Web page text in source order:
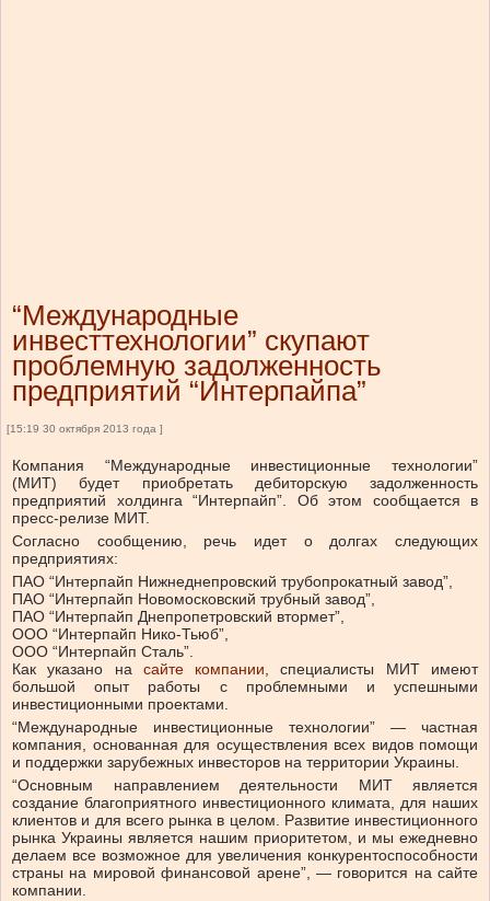
“Международные
инвесттехнологии” скупают
проблемную задолженность
предприятий “Интерпайпа”
[15:19 30 октября 2013 года ]
Компания “Международные инвестиционные технологии”
(МИТ) будет приобретать дебиторскую задолженность
предприятий холдинга “Интерпайп”. Об этом сообщается в
пресс-релизе МИТ.
Согласно сообщению, речь идет о долгах следующих
предприятиях:
ПАО “Интерпайп Нижнеднепровский трубопрокатный завод”,
ПАО “Интерпайп Новомосковский трубный завод”,
ПАО “Интерпайп Днепропетровский втормет”,
ООО “Интерпайп Нико-Тьюб”,
ООО “Интерпайп Сталь”.
Как указано на сайте компании, специалисты МИТ имеют
большой опыт работы с проблемными и успешными
инвестиционными проектами.
“Международные инвестиционные технологии” — частная
компания, основанная для осуществления всех видов помощи
и поддержки зарубежных инвесторов на территории Украины.
“Основным направлением деятельности МИТ является
создание благоприятного инвестиционного климата, для наших
клиентов и для всего рынка в целом. Развитие инвестиционного
рынка Украины является нашим приоритетом, и мы ежедневно
делаем все возможное для увеличения конкурентоспособности
страны на мировой финансовой арене”, — говорится на сайте
компании.